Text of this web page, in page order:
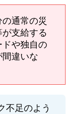
通常の災
支給する
ドや独自の
違いな
不足のよう